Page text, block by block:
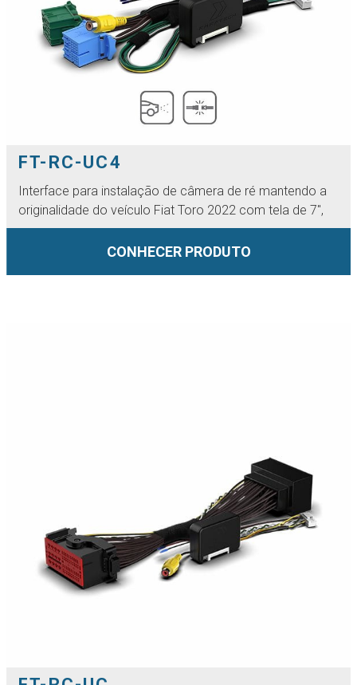
FT-RC-UC4
Interface para instalação de câmera de ré mantendo a
originalidade do veículo Fiat Toro 2022 com tela de 7",
CONHECER PRODUTO